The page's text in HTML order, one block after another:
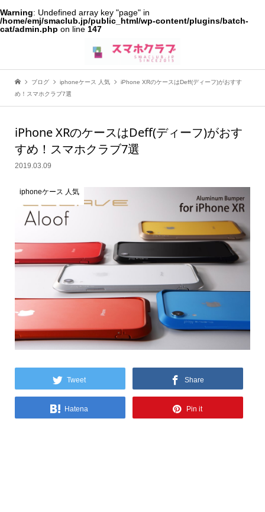
Warning: Undefined array key "page" in
/home/emj/smaclub.jp/public_html/wp-content/plugins/batch-
cat/admin.php on line 147
ブログ iphoneケース 人気
iPhone XRのケースはDeff(ディーフ)がおすす
め！スマホクラブ7選
iPhone XRのケースはDeff(ディーフ)がおす
すめ！スマホクラブ7選
2019.03.09
iphoneケース 人気
Tweet Share
Hatena Pin it